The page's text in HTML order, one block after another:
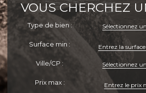
VOUS CHERCHEZ
Type de bien : Sélectionnez
Surface min :
Ville/CP : Sélectionnez
Prix max :